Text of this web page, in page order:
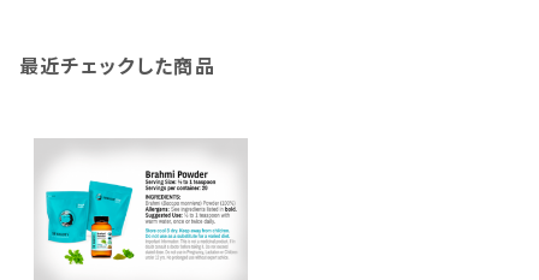
最近チェックした商品